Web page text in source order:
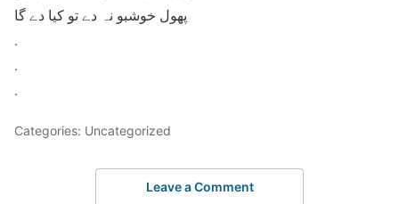
پھول خوشبو نہ دے تو کیا دے گا
.
.
.
Categories: Uncategorized
Leave a Comment